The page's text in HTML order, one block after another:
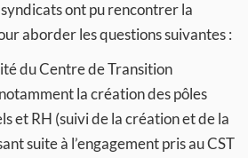
ont pu rencontrer la
aborder les questions suivantes :
du Centre de Transition
la création des pôles
et RH (suivi de la création et de la
suite à l’engagement pris au CST